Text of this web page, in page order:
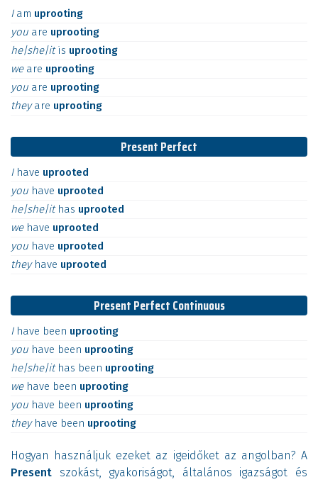
I am uprooting
you are uprooting
he|she|itis uprooting
we are uprooting
you are uprooting
theyare uprooting
Present Perfect
I have uprooted
you have uprooted
he|she|it has uprooted
we have uprooted
you have uprooted
they have uprooted
Present Perfect Continuous
I have been uprooting
you have been uprooting
he|she|it has been uprooting
we have been uprooting
you have been uprooting
they have been uprooting
Hogyan használjuk ezeket az igeidőket az angolban? A
Present szokást, gyakoriságot, általános igazságot és